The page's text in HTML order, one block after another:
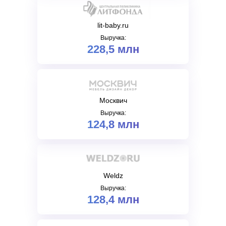
Weldz
Выручка:
128,4 млн
lit-baby.ru
Выручка:
228,5 млн
Москвич
Выручка:
124,8 млн